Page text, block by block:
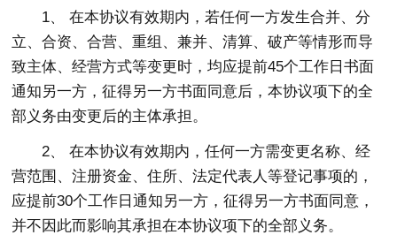
1、 在本协议有效期内，若任何一方发生合并、分
立、合资、合营、重组、兼并、清算、破产等情形而导
致主体、经营方式等变更时，均应提前45个工作日书面
通知另一方，征得另一方书面同意后，本协议项下的全
部义务由变更后的主体承担。
2、 在本协议有效期内，任何一方需变更名称、经
营范围、注册资金、住所、法定代表人等登记事项的，
应提前30个工作日通知另一方，征得另一方书面同意，
并不因此而影响其承担在本协议项下的全部义务。